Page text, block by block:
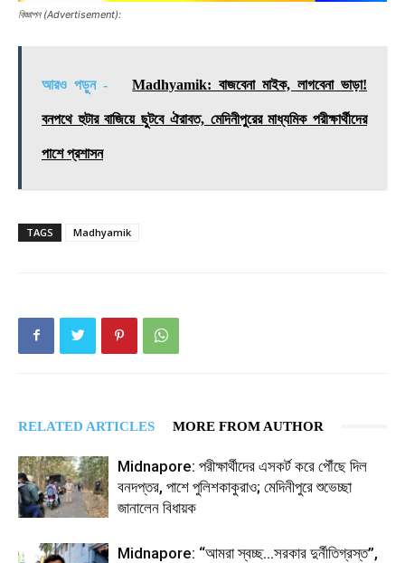
বিজ্ঞাপন (Advertisement):
আরও পড়ুন - Madhyamik: বাজবেনা মাইক, লাগবেনা ভাড়া!
বনপথে হুটার বাজিয়ে ছুটবে ঐরাবত, মেদিনীপুরের মাধ্যমিক পরীক্ষার্থীদের
পাশে প্রশাসন
TAGS Madhyamik
RELATED ARTICLES MORE FROM AUTHOR
Midnapore: পরীক্ষার্থীদের এসকর্ট করে পৌঁছে দিল
বনদপ্তর, পাশে পুলিশকাকুরাও; মেদিনীপুরে শুভেচ্ছা
জানালেন বিধায়ক
Midnapore: “আমরা স্বচ্ছ…সরকার দুর্নীতিগ্রস্ত”,